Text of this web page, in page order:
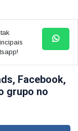
Facebook,
grupo no